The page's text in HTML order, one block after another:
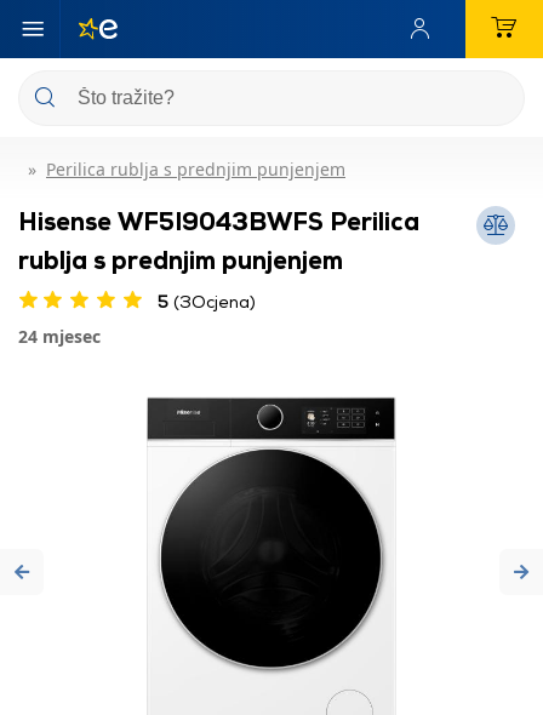
Perilica rublja s prednjim punjenjem
Hisense WF5I9043BWFS Perilica
rublja s prednjim punjenjem
5 (3Ocjena)
24 mjesec
Previous